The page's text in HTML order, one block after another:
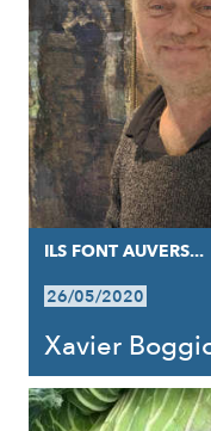
ILS FONT AUVERS...
26/05/2020
Xavier